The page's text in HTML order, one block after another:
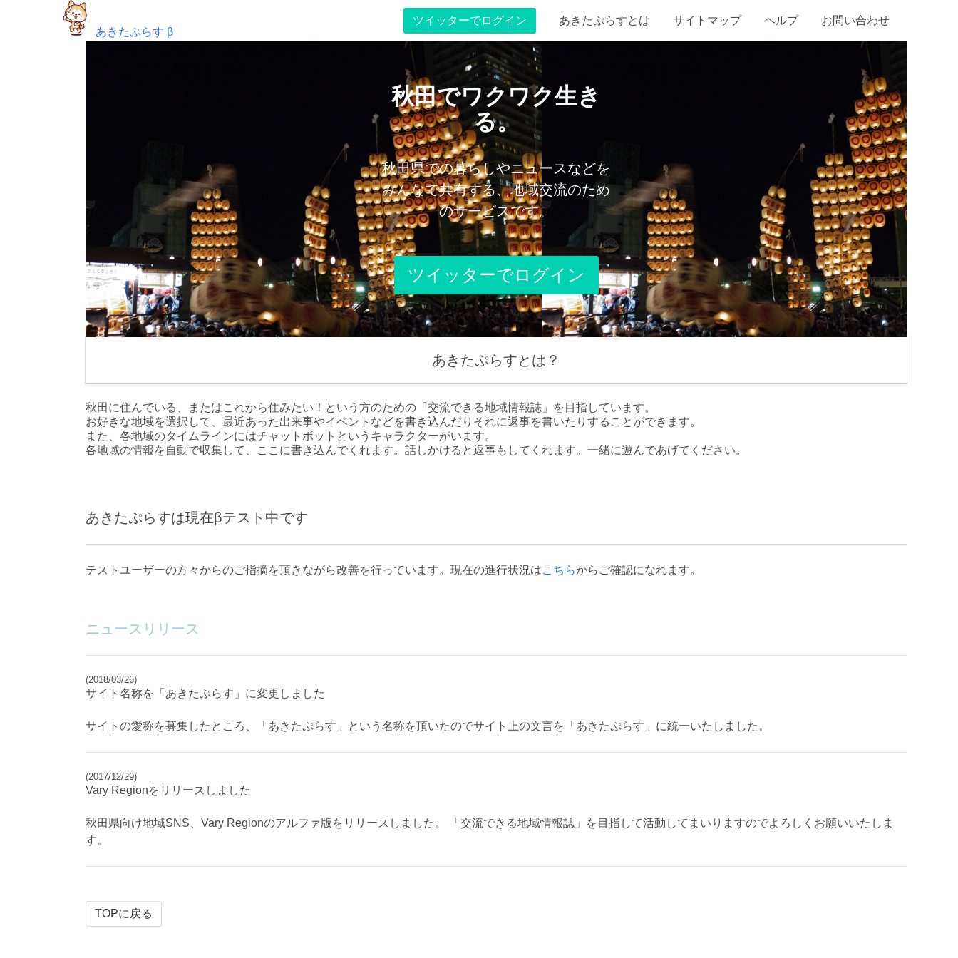
あきたぷらす β
ツイッターでログイン あきたぷらすとは サイトマップ ヘルプ お問い合わせ
秋田でワクワク生き
る。
秋田県での暮らしやニュースなどを
みんなで共有する、地域交流のため
のサービスです。
ツイッターでログイン
あきたぷらすとは？
秋田に住んでいる、またはこれから住みたい！という方のための「交流できる地域情報誌」を目指しています。
お好きな地域を選択して、最近あった出来事やイベントなどを書き込んだりそれに返事を書いたりすることができます。
また、各地域のタイムラインにはチャットボットというキャラクターがいます。
各地域の情報を自動で収集して、ここに書き込んでくれます。話しかけると返事もしてくれます。一緒に遊んであげてください。
あきたぷらすは現在βテスト中です
テストユーザーの方々からのご指摘を頂きながら改善を行っています。現在の進行状況はこちらからご確認になれます。
ニュースリリース
(2018/03/26)
サイト名称を「あきたぷらす」に変更しました
サイトの愛称を募集したところ、「あきたぷらす」という名称を頂いたのでサイト上の文言を「あきたぷらす」に統一いたしました。
(2017/12/29)
Vary Regionをリリースしました
秋田県向け地域SNS、Vary Regionのアルファ版をリリースしました。 「交流できる地域情報誌」を目指して活動してまいりますのでよろしくお願いいたしま
す。
TOPに戻る